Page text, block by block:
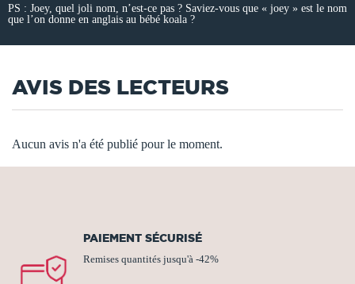
PS : Joey, quel joli nom, n’est-ce pas ? Saviez-vous que « joey » est le nom
que l’on donne en anglais au bébé koala ?
AVIS DES LECTEURS
Aucun avis n'a été publié pour le moment.
PAIEMENT SÉCURISÉ
Remises quantités jusqu'à -42%